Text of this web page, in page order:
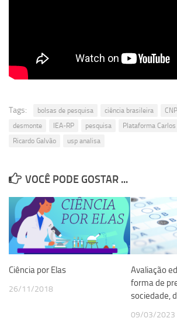
Tags: bolsas de pesquisa ciência brasileira
desmonte
IEA-RP pesquisa
Plataforma Carlos
Ricardo Galvão
usp analisa
VOCÊ PODE GOSTAR ...
Ciência por Elas
26/11/2018
Avaliação
forma de
sociedade,
09/03/2023